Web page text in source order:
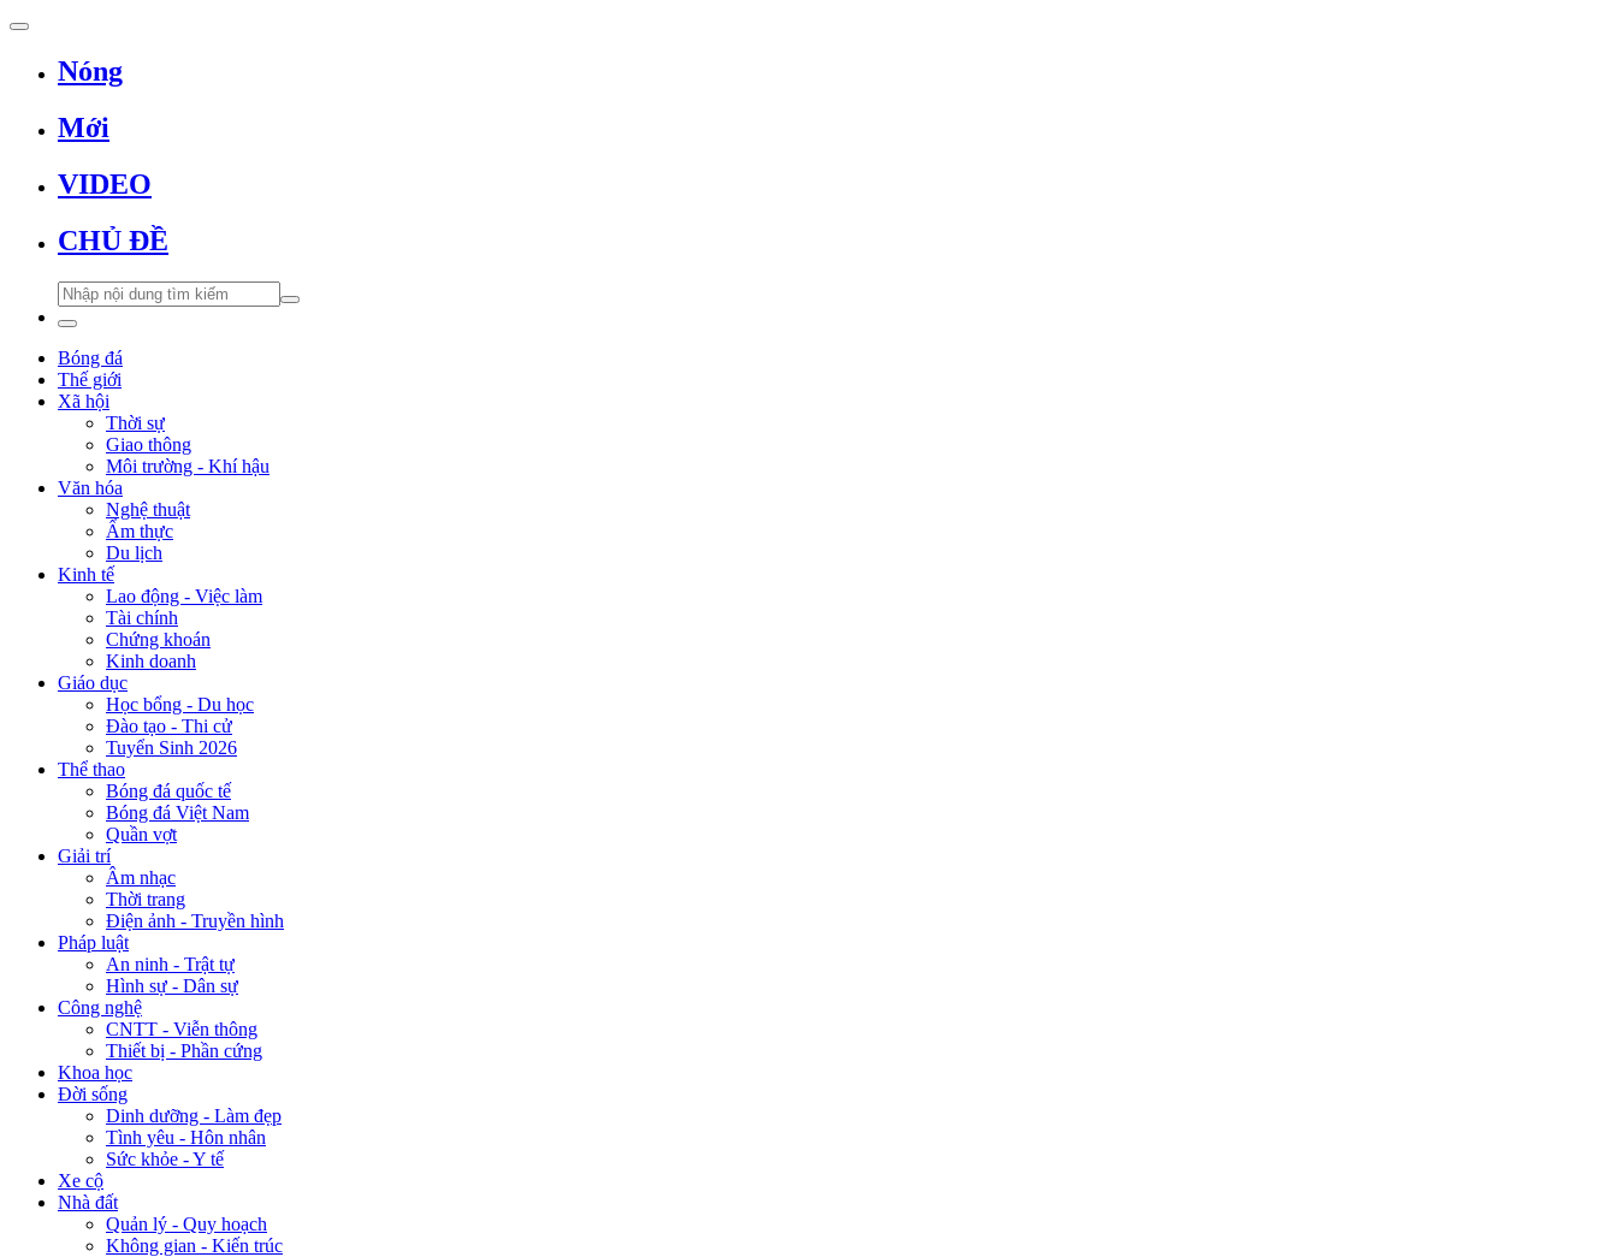
Nóng
Mới
VIDEO
CHỦ ĐỀ
Bóng đá
Thế giới
Xã hội
Thời sự
Giao thông
Môi trường - Khí hậu
Văn hóa
Nghệ thuật
Ẩm thực
Du lịch
Kinh tế
Lao động - Việc làm
Tài chính
Chứng khoán
Kinh doanh
Giáo dục
Học bổng - Du học
Đào tạo - Thi cử
Tuyển Sinh 2026
Thể thao
Bóng đá quốc tế
Bóng đá Việt Nam
Quần vợt
Giải trí
Âm nhạc
Thời trang
Điện ảnh - Truyền hình
Pháp luật
An ninh - Trật tự
Hình sự - Dân sự
Công nghệ
CNTT - Viễn thông
Thiết bị - Phần cứng
Khoa học
Đời sống
Dinh dưỡng - Làm đẹp
Tình yêu - Hôn nhân
Sức khỏe - Y tế
Xe cộ
Nhà đất
Quản lý - Quy hoạch
Không gian - Kiến trúc